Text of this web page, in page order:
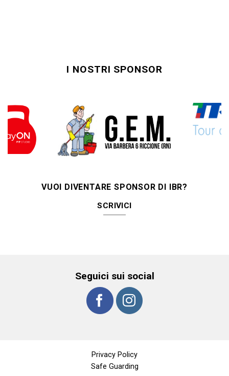
I NOSTRI SPONSOR
VUOI DIVENTARE SPONSOR DI IBR?
SCRIVICI
Seguici sui social
Privacy Policy
Safe Guarding